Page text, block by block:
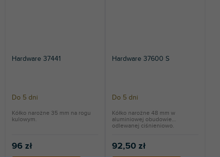
Hardware 37441
Do 5 dni
96 zł
Kółko narożne 35 mm na rogu
kulowym.
Hardware 37600 S
Do 5 dni
92,50 zł
Kółko narożne 48 mm w
aluminiowej obudowie
odlewanej ciśnieniowo.